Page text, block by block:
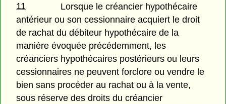
11
Lorsque le créancier hypothécaire
antérieur ou son cessionnaire acquiert le droit
de rachat du débiteur hypothécaire de la
manière évoquée précédemment, les
créanciers hypothécaires postérieurs ou leurs
cessionnaires ne peuvent forclore ou vendre le
bien sans procéder au rachat ou à la vente,
sous réserve des droits du créancier